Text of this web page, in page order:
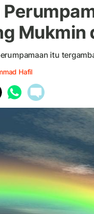
Mukmin
itu
Hafil